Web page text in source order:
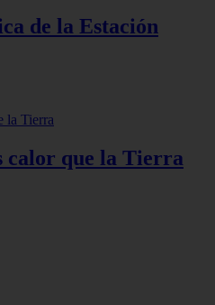
de la Estación
calor que la Tierra